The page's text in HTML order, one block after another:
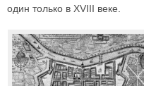
один только в XVIII веке.